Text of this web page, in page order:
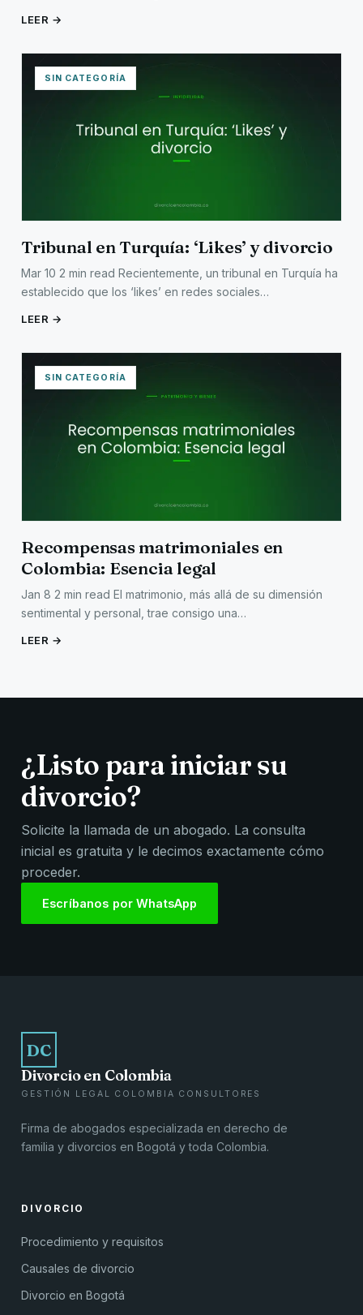
LEER →
SIN CATEGORÍA
Tribunal en Turquía: ‘Likes’ y divorcio
Mar 10 2 min read Recientemente, un tribunal en Turquía ha
establecido que los ‘likes’ en redes sociales…
LEER →
SIN CATEGORÍA
Recompensas matrimoniales en
Colombia: Esencia legal
Jan 8 2 min read El matrimonio, más allá de su dimensión
sentimental y personal, trae consigo una…
LEER →
¿Listo para iniciar su
divorcio?
Solicite la llamada de un abogado. La consulta
inicial es gratuita y le decimos exactamente cómo
proceder.
Escríbanos por WhatsApp
DC
Divorcio en Colombia
GESTIÓN LEGAL COLOMBIA CONSULTORES
Firma de abogados especializada en derecho de
familia y divorcios en Bogotá y toda Colombia.
DIVORCIO
Procedimiento y requisitos
Causales de divorcio
Divorcio en Bogotá